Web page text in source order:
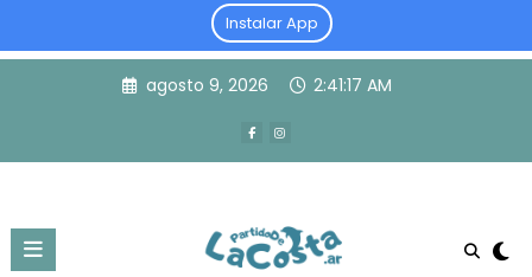
Instalar App
agosto 9, 2026 2:41:17 AM